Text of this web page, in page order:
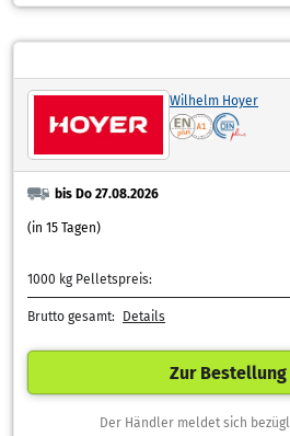
Wilhelm Hoyer
bis Do 27.08.2026
(in 15 Tagen)
1000 kg Pelletspreis:
Brutto gesamt: Details
Zur Bestellung
Der Händler meldet sich